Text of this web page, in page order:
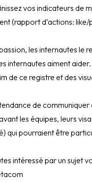
vos indicateurs de
(rapport d’actions:
les internautes le
internautes aiment
de ce registre et des
de
les équipes, leurs
qui pourraient être
intéressé par un sujet